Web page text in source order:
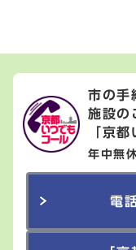
市の手
施設の
「京
年中無
電